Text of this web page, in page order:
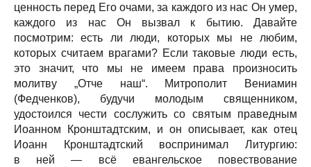
ценность перед Его очами, за каждого из нас Он умер,
каждого из нас Он вызвал к бытию. Давайте
посмотрим: есть ли люди, которых мы не любим,
которых считаем врагами? Если таковые люди есть,
это значит, что мы не имеем права произносить
молитву „Отче наш“. Митрополит Вениамин
(Федченков), будучи молодым священником,
удостоился чести сослужить со святым праведным
Иоанном Кронштадтским, и он описывает, как отец
Иоанн Кронштадтский воспринимал Литургию:
в ней — всё евангельское повествование